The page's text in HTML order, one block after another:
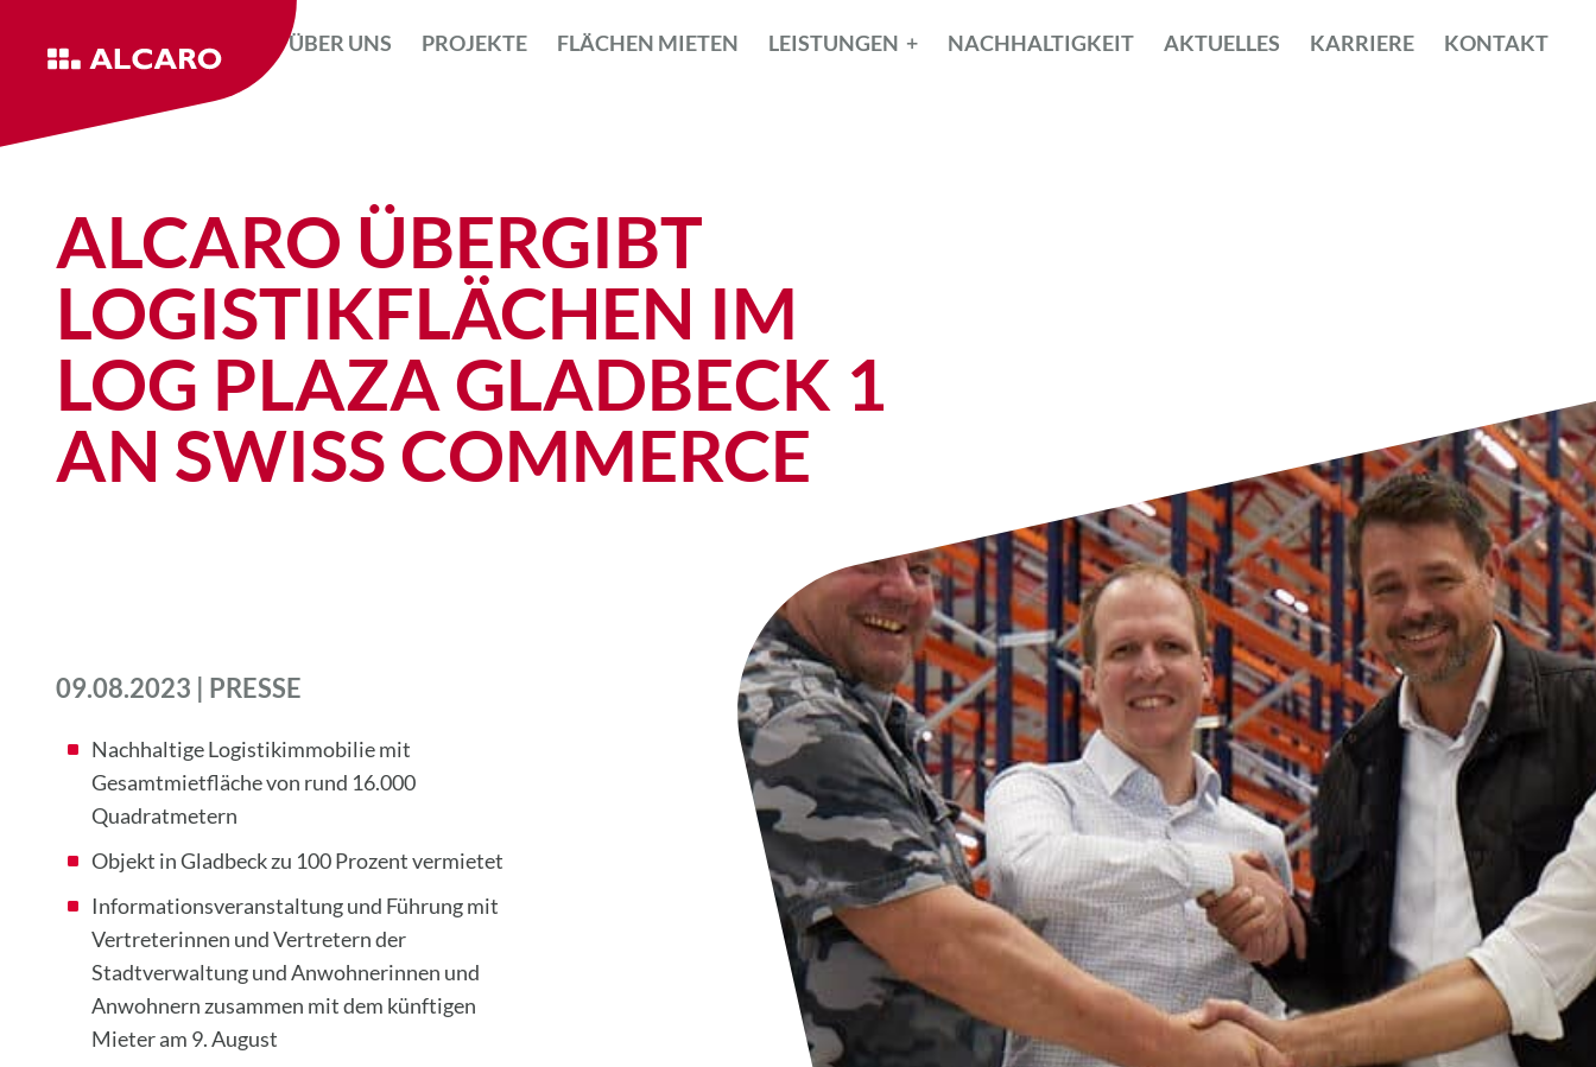
ÜBER UNS PROJEKTE FLÄCHEN MIETEN LEISTUNGEN NACHHALTIGKEIT AKTUELLES KARRIERE KONTAKT
ALCARO ÜBERGIBT
LOGISTIKFLÄCHEN IM
LOG PLAZA GLADBECK 1
AN SWISS COMMERCE
09.08.2023 | PRESSE
Nachhaltige Logistikimmobiliemit
Gesamtmietflächevon rund 16.000
Quadratmetern
Objekt inGladbeckzu 100Prozentvermietet
Informationsveranstaltungund Führungmit
Vertreterinnen undVertreternder
Stadtverwaltungund Anwohnerinnen und
Anwohnern zusammen mit dem künftigen
Mieter am 9. August